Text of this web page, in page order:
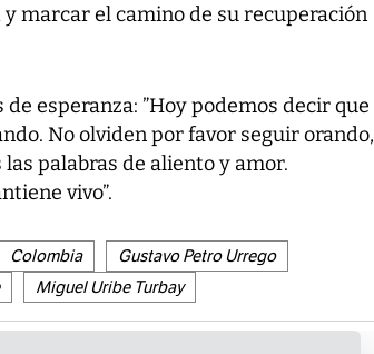
marcar el camino de su recuperación
esperanza: ”Hoy podemos decir que
No olviden por favor seguir orando,
palabras de aliento y amor.
vivo”.
Colombia
Gustavo Petro Urrego
Miguel Uribe Turbay